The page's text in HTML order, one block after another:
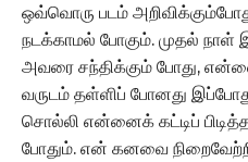
ஒவ்வொரு படம்
நடக்காமல் போகும். முதல் நாள்
அவரை சந்திக்கும் போது,
வருடம் தள்ளிப் போனது
சொல்லி என்னைக் கட்டிப்
போதும். என் கனவை